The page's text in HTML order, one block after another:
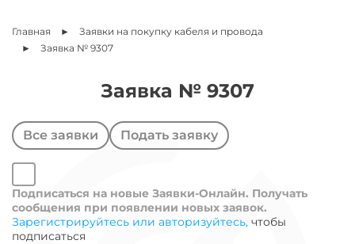
Главная
Заявки на покупку кабеля и провода
Заявка № 9307
Заявка № 9307
Все заявки Подать заявку
Подписаться на новые Заявки-Онлайн. Получать
сообщения при появлении новых заявок.
Зарегистрируйтесь или авторизуйтесь, чтобы
подписаться